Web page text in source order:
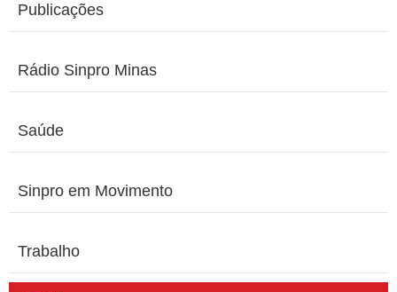
Publicações
Rádio Sinpro Minas
Saúde
Sinpro em Movimento
Trabalho